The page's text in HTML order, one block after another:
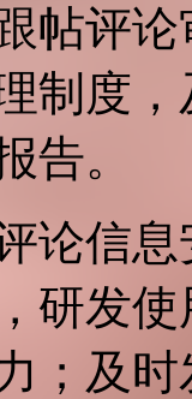
帖评
制度
告。
论信
研发
；及